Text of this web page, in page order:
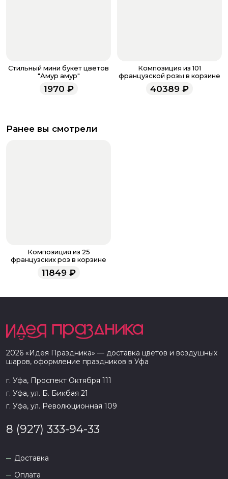
Стильный мини букет цветов
"Амур амур"
1970 ₽
Композиция из 101
французской розы в корзине
40389 ₽
Ранее вы смотрели
Композиция из 25
французских роз в корзине
11849₽
2026 «Идея Праздника» — доставка цветов и воздушных
шаров, оформление праздников в Уфа
г. Уфа, Проспект Октября 111
г. Уфа, ул. Б. Бикбая 21
г. Уфа, ул. Революционная 109
8 (927) 333-94-33
Доставка
Оплата